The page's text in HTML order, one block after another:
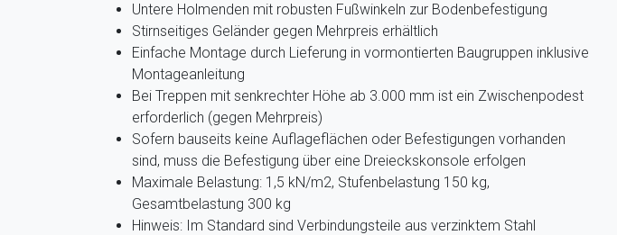
Untere Holmenden mit robusten Fußwinkeln zur Bodenbefestigung
Stirnseitiges Geländer gegen Mehrpreis erhältlich
Einfache Montage durch Lieferung in vormontierten Baugruppen inklusive
Montageanleitung
Bei Treppen mit senkrechter Höhe ab 3.000 mm ist ein Zwischenpodest
erforderlich (gegen Mehrpreis)
Sofern bauseits keine Auflageflächen oder Befestigungen vorhanden
sind, muss die Befestigung über eine Dreieckskonsole erfolgen
Maximale Belastung: 1,5 kN/m2, Stufenbelastung 150 kg,
Gesamtbelastung 300 kg
Hinweis: Im Standard sind Verbindungsteile aus verzinktem Stahl